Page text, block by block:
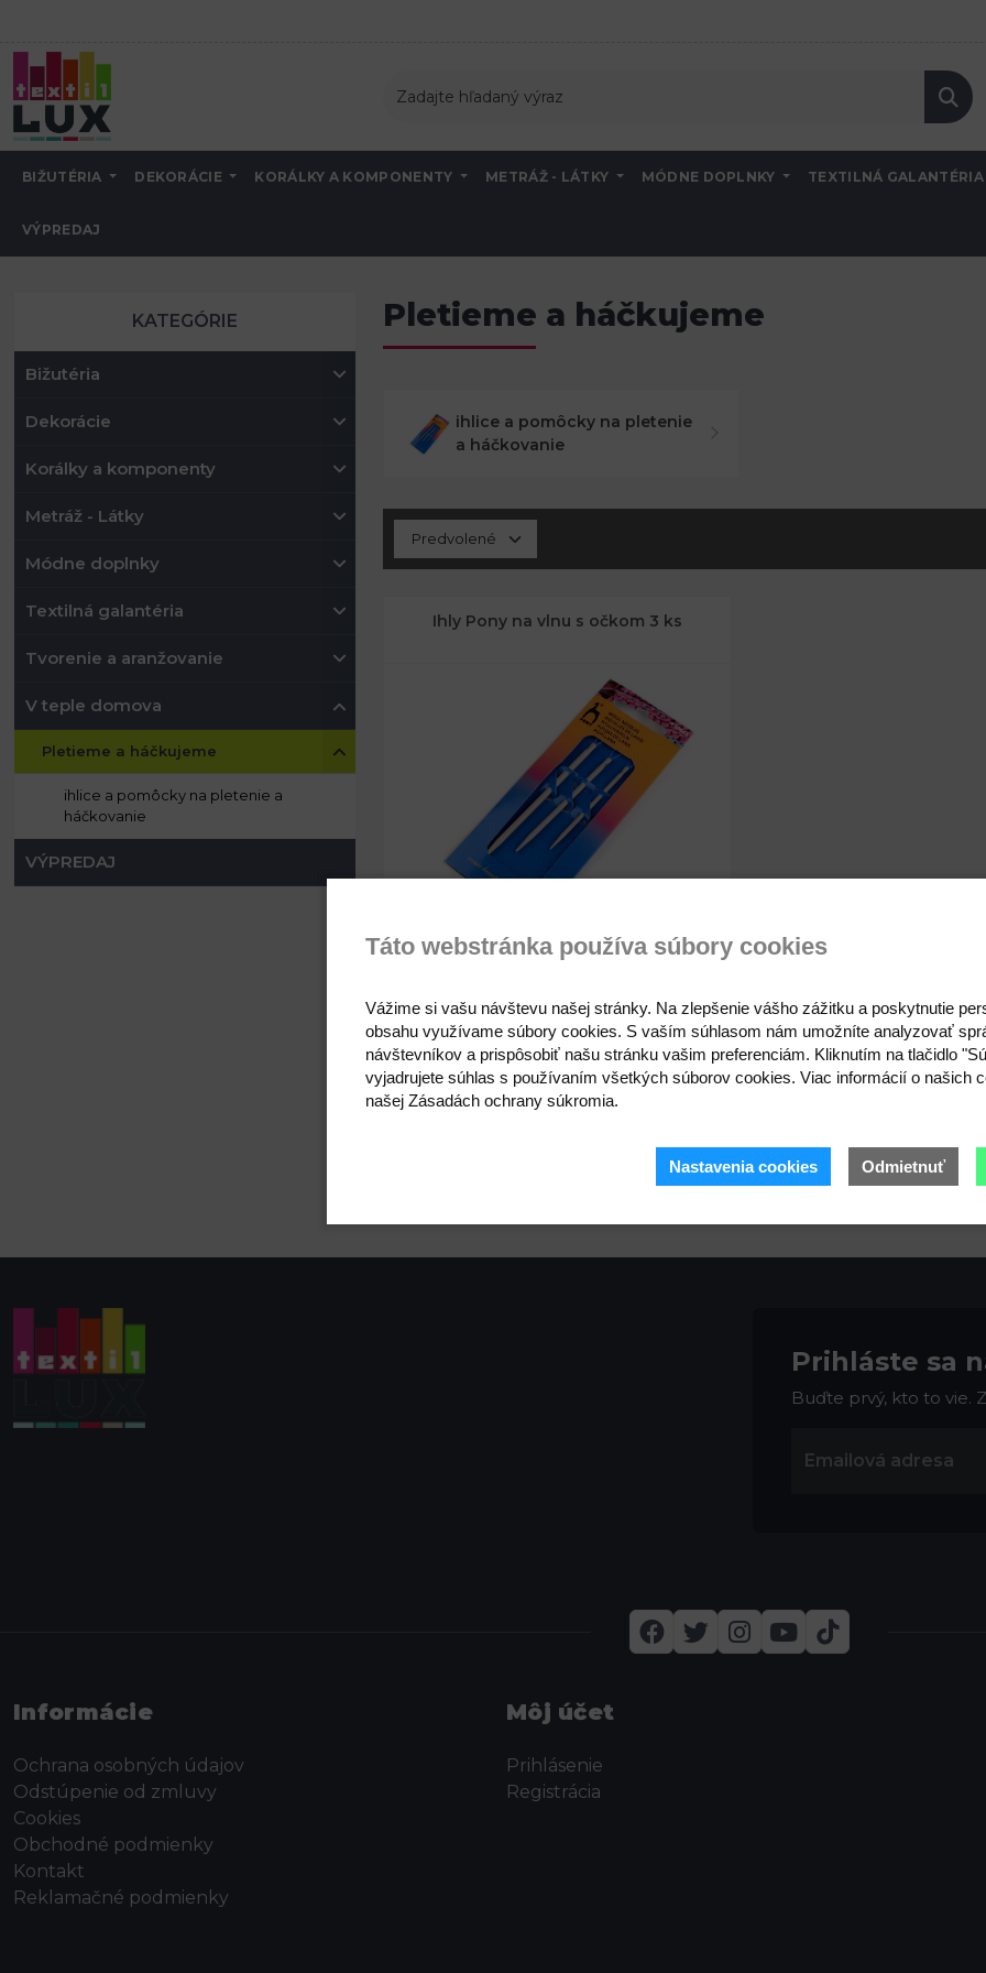
BIŽUTÉRIA DEKORÁCIE KORÁLKY A KOMPONENTY METRÁŽ - LÁTKY MÓDNE DOPLNKY TEXTILNÁ GALANTÉRIA
VÝPREDAJ
Úvod V teple domova
KATEGÓRIE
Bižutéria
Dekorácie
Korálky a komponenty
Metráž - Látky
Módne doplnky
Textilná galantéria
Tvorenie a aranžovanie
V teple domova
Pletieme a háčkujeme
ihlice a pomôcky na pletenie a
háčkovanie
VÝPREDAJ
Pletieme a háčkujeme
ihlice a pomôcky na pletenie
a háčkovanie
Ihly Pony na vlnu s očkom 3 ks
Sada:
3 ks
3,34 €
Skladom
Prihláste sa
Buďte prvý, kto to vie.
Informácie
Ochrana osobných údajov
Odstúpenie od zmluvy
Cookies
Obchodné podmienky
Kontakt
Reklamačné podmienky
Môj účet
Prihlásenie
Registrácia
Táto webstránka používa súbory cookies
Vážime si vašu návštevu našej stránky. Na zlepšenie vášho zážitku a poskytnutie
obsahu využívame súbory cookies. S vaším súhlasom nám umožníte analyzovať
návštevníkov a prispôsobiť našu stránku vašim preferenciám. Kliknutím na tlačidlo
vyjadrujete súhlas s používaním všetkých súborov cookies. Viac informácií o našich
našej Zásadách ochrany súkromia.
Nastavenia cookies Odmietnuť